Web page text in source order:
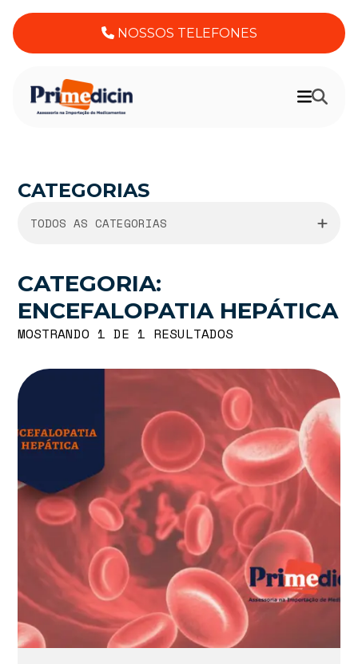
NOSSOS TELEFONES
CATEGORIAS
TODOS AS CATEGORIAS
CATEGORIA:
ENCEFALOPATIA HEPÁTICA
MOSTRANDO 1 DE 1 RESULTADOS